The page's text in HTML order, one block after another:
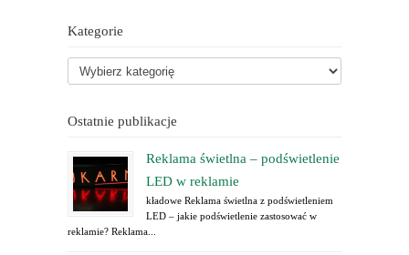
Kategorie
Ostatnie publikacje
Reklama świetlna – podświetlenie
LED w reklamie
kładowe Reklama świetlna z podświetleniem
LED – jakie podświetlenie zastosować w
reklamie? Reklama...